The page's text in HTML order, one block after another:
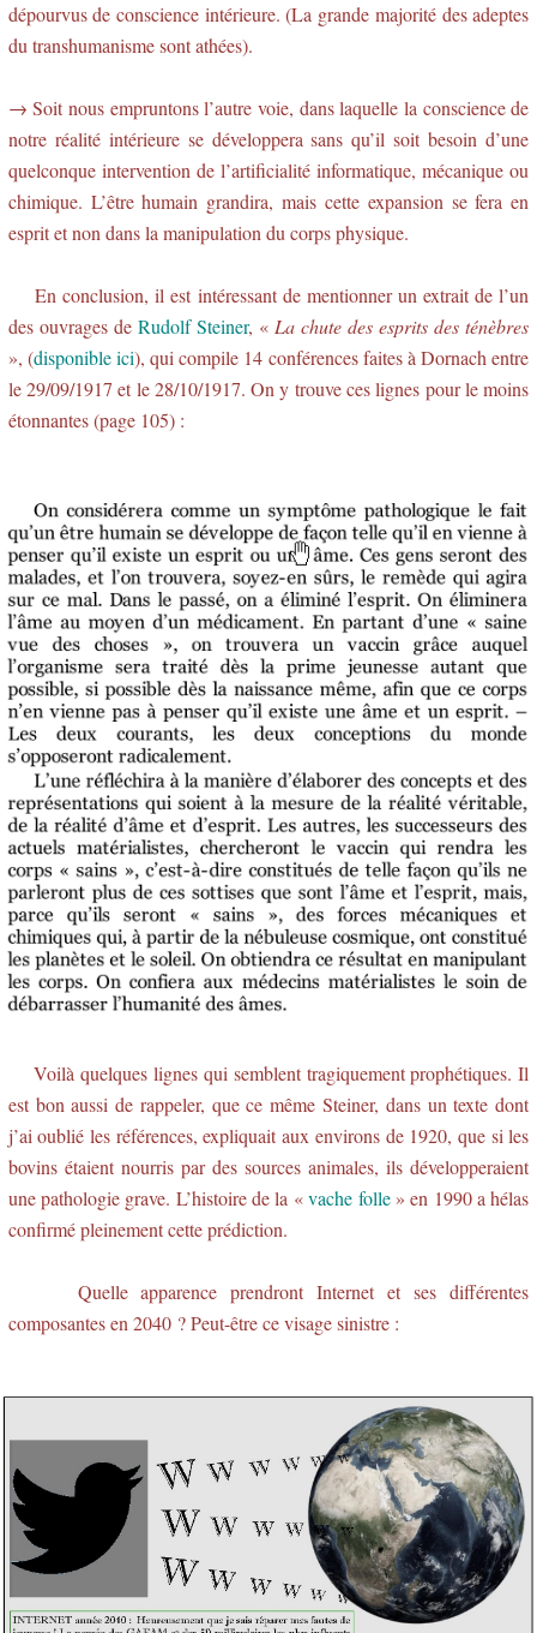
dépourvus de conscience intérieure. (La grande majorité des adeptes
du transhumanisme sont athées).
→ Soit nous empruntons l’autre voie, dans laquelle la conscience de
notre réalité intérieure se développera sans qu’il soit besoin d’une
quelconque intervention de l’artificialité informatique, mécanique ou
chimique. L’être humain grandira, mais cette expansion se fera en
esprit et non dans la manipulation du corps physique.
En conclusion, il est intéressant de mentionner un extrait de l’un
des ouvrages de Rudolf Steiner, « La chute des esprits des ténèbres
», (disponible ici), qui compile 14 conférences faites à Dornach entre
le 29/09/1917 et le 28/10/1917. On y trouve ces lignes pour le moins
étonnantes (page 105) :
Voilà quelques lignes qui semblent tragiquement prophétiques. Il
est bon aussi de rappeler, que ce même Steiner, dans un texte dont
j’ai oublié les références, expliquait aux environs de 1920, que si les
bovins étaient nourris par des sources animales, ils développeraient
une pathologie grave. L’histoire de la «vache folle» en 1990 a hélas
confirmé pleinement cette prédiction.
Quelle apparence prendront Internet et ses différentes
composantes en 2040 ? Peut-être ce visage sinistre :